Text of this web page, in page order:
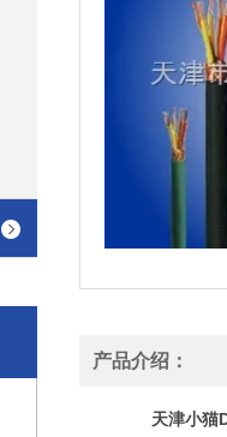
产品介绍：
天津小猫